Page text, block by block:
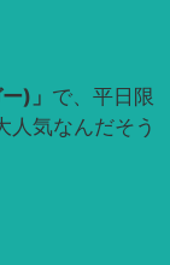
)」 で、平日限
人気なんだそう